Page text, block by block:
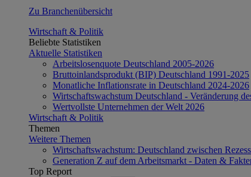
Zu Branchenübersicht
Wirtschaft & Politik
Beliebte Statistiken
Aktuelle Statistiken
Arbeitslosenquote Deutschland 2005-2026
Bruttoinlandsprodukt (BIP) Deutschland 1991-2025
Monatliche Inflationsrate in Deutschland 2024-2026
Wirtschaftswachstum Deutschland - Veränderung
Wertvollste Unternehmen der Welt 2026
Wirtschaft & Politik
Themen
Weitere Themen
Wirtschaftswachstum: Deutschland zwischen
Generation Z auf dem Arbeitsmarkt - Daten &
Top Report